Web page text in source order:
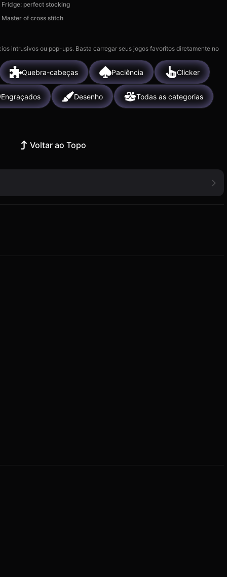
Fridge: perfect stocking
Master of cross stitch
intrusivos ou pop-ups. Basta carregar seus jogos favoritos diretamente no
Quebra-cabeças Paciência Clicker
Engraçados Desenho Todas as categorias
Voltar ao Topo